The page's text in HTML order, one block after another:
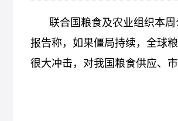
联合国粮食及农业组织本
报告称，如果僵局持续，全球
很大冲击，对我国粮食供应、